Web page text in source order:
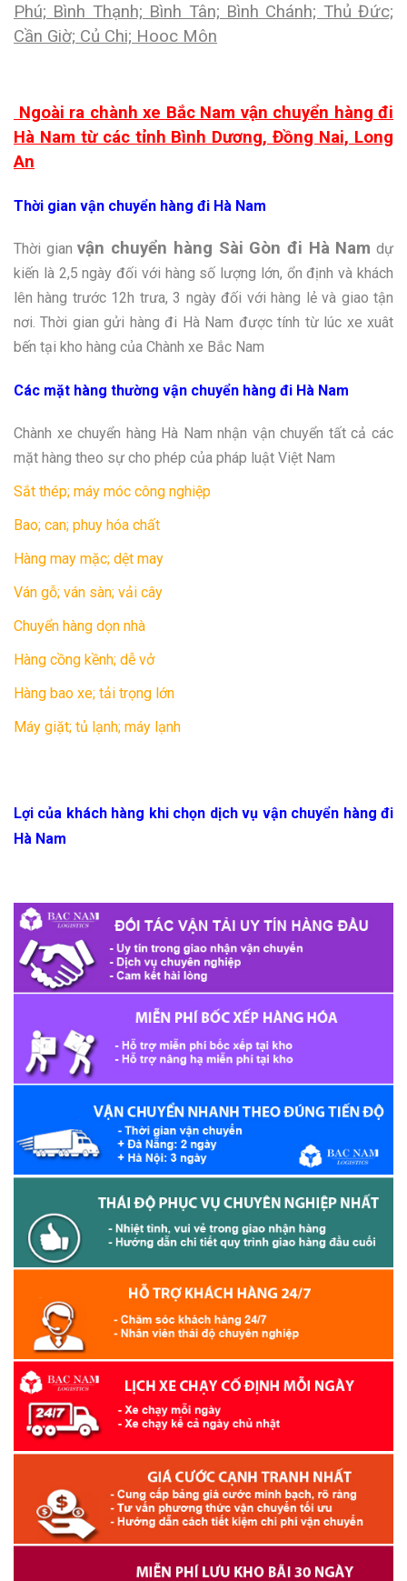
Phú; Bình Thạnh; Bình Tân; Bình Chánh; Thủ Đức;
Cần Giờ; Củ Chi; Hooc Môn
Ngoài ra chành xe Bắc Nam vận chuyển hàng đi
Hà Nam từ các tỉnh Bình Dương, Đồng Nai, Long
An
Thời gian vận chuyển hàng đi Hà Nam
Thời gianvận chuyển hàng Sài Gòn đi Hà Nam dự
kiến là 2,5 ngày đối với hàng số lượng lớn, ổn định và khách
lên hàng trước 12h trưa, 3 ngày đối với hàng lẻ và giao tận
nơi. Thời gian gửi hàng đi Hà Nam được tính từ lúc xe xuât
bến tại kho hàng của Chành xe Bắc Nam
Các mặt hàng thường vận chuyển hàng đi Hà Nam
Chành xe chuyển hàng Hà Nam nhận vận chuyển tất cả các
mặt hàng theo sự cho phép của pháp luật Việt Nam
Sắt thép; máy móc công nghiệp
Bao; can; phuy hóa chất
Hàng may mặc; dệt may
Ván gỗ; ván sàn; vải cây
Chuyển hàng dọn nhà
Hàng cồng kềnh; dễ vở
Hàng bao xe; tải trọng lớn
Máy giặt; tủ lạnh; máy lạnh
Lợi của khách hàng khi chọn dịch vụ vận chuyển hàng đi
Hà Nam